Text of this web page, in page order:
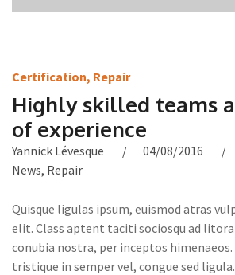
Certification, Repair
Highly skilled teams
of experience
Yannick Lévesque 04/08/2016
News, Repair
Quisque ligulas ipsum, euismod atras
elit. Class aptent taciti sociosqu ad
conubia nostra, per inceptos himenaeos.
tristique in semper vel, congue sed